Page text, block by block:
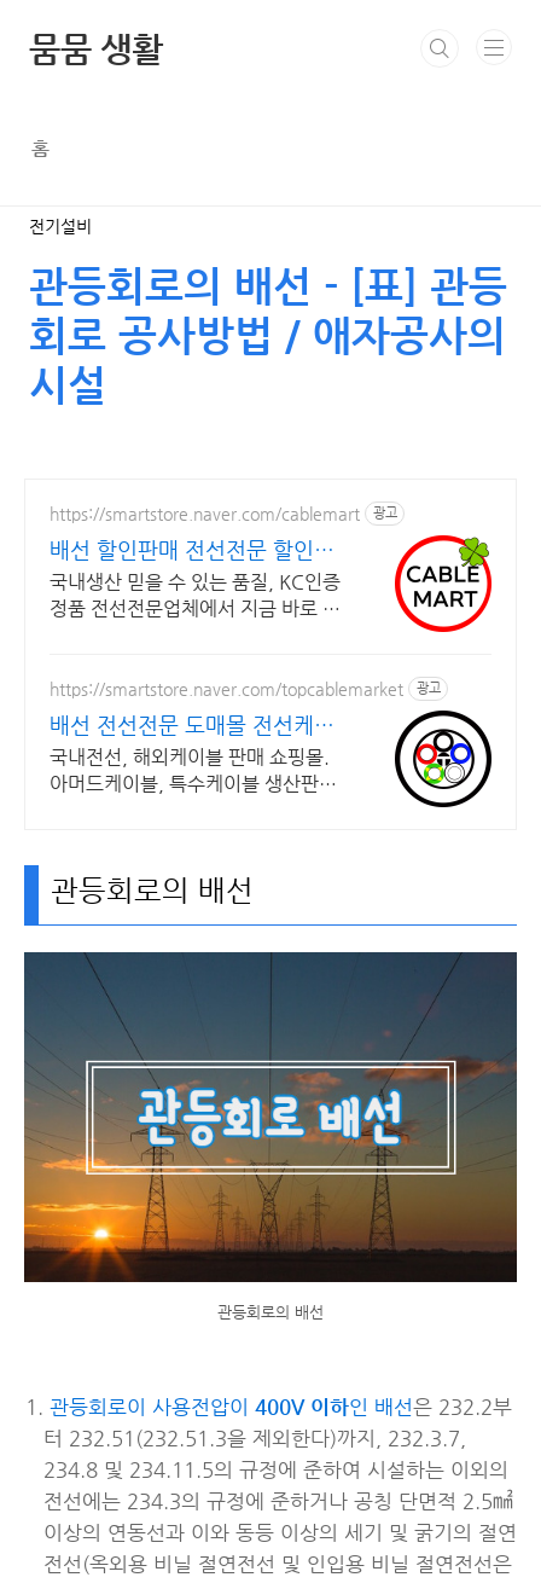
뭄뭄 생활
홈
전기설비
관등회로의 배선 - [표] 관등
회로 공사방법 / 애자공사의
시설
https://smartstore.naver.com/cablemart 광고
배선 할인판매 전선전문 할인판
매 당일출고
국내생산 믿을 수 있는 품질, KC인증
정품 전선전문업체에서 지금 바로 구
지금 바로 구매하세요
https://smartstore.naver.com/topcablemarket 광고
배선 전선전문 도매몰 전선케이
블 전문업체 판매몰
국내전선, 해외케이블 판매 쇼핑몰.
아머드케이블, 특수케이블 생산판매
관등회로의 배선
관등회로의 배선
관등회로이 사용전압이 400V 이하인 배선은 232.2부
터 232.51(232.51.3을 제외한다)까지, 232.3.7,
234.8 및 234.11.5의 규정에 준하여 시설하는 이외의
전선에는 234.3의 규정에 준하거나 공칭 단면적 2.5㎟
이상의 연동선과 이와 동등 이상의 세기 및 굵기의 절연
전선(옥외용 비닐 절연전선 및 인입용 비닐 절연전선은